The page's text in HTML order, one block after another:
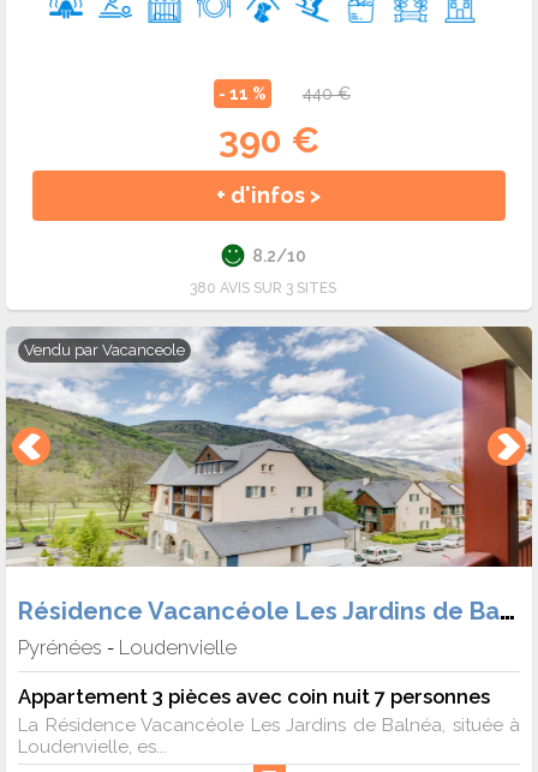
- 11 % 440 €
390 €
+ d'infos >
8.2/10
380 AVIS SUR 3 SITES
Vendu par Vacanceole
Résidence Vacancéole Les Jardins de Balnéa
Pyrénées - Loudenvielle
Appartement 3 pièces avec coin nuit 7 personnes
La Résidence Vacancéole Les Jardins de Balnéa, située à
Loudenvielle, es...